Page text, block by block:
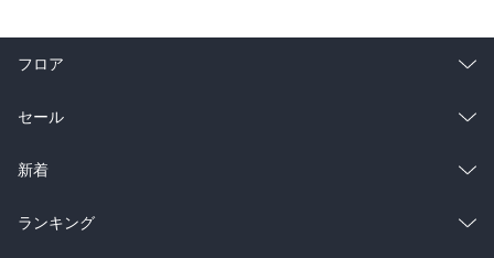
フロア
総合
ラノベ
雑誌・グラビア
セール
総合
ラノベ
新着
総合
ランキング